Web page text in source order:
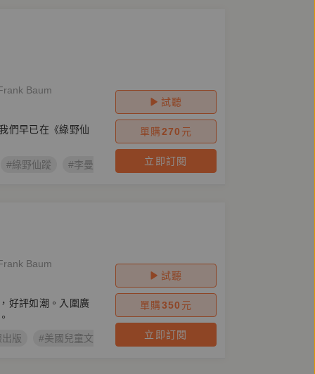
Baum
們早已在《綠野仙
#綠野仙蹤 #李曼．法蘭克．包姆
試聽
單購270 元
立即訂閱
Baum
好評如潮。入圍廣
版
#美國兒童文學 #綠野仙蹤 #李曼．法蘭克．包姆
試聽
單購350 元
立即訂閱